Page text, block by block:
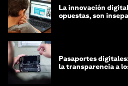
La innovación
opuestas, son
Pasaportes
la transparencia a